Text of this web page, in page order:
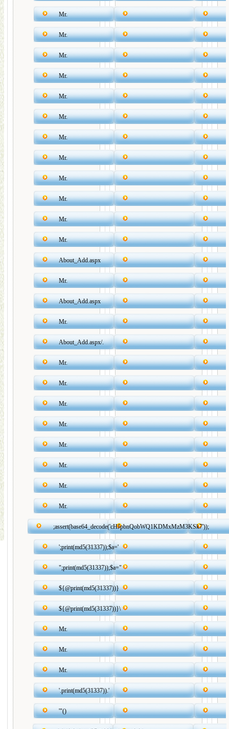
Mr.
Mr.
Mr.
Mr.
Mr.
Mr.
Mr.
Mr.
Mr.
Mr.
Mr.
Mr.
About_Add.aspx
Mr.
About_Add.aspx
Mr.
About_Add.aspx/.
Mr.
Mr.
Mr.
Mr.
Mr.
Mr.
Mr.
Mr.
;assert(base64_decode('cHJpbnQobWQ1KDMxMzM3KSk7'));
';print(md5(31337));$a='
";print(md5(31337));$a="
${@print(md5(31337))}
${@print(md5(31337))}\
Mr.
Mr.
Mr.
'.print(md5(31337)).'
'"()